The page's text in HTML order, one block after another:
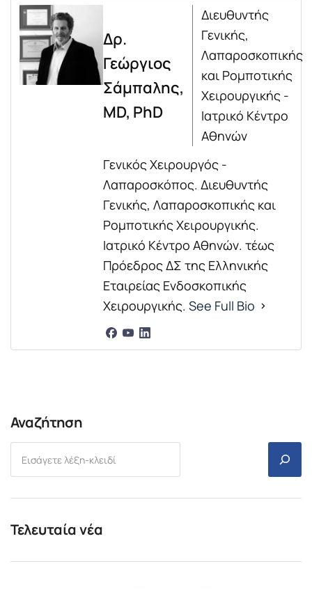
Δρ.
Γεώργιος
Σάμπαλης,
MD, PhD
Διευθυντής
Γενικής,
Λαπαροσκοπικής
και Ρομποτικής
Χειρουργικής -
Ιατρικό Κέντρο
Αθηνών
Γενικός Χειρουργός -
Λαπαροσκόπος. Διευθυντής
Γενικής, Λαπαροσκοπικής και
Ρομποτικής Χειρουργικής.
Ιατρικό Κέντρο Αθηνών. τέως
Πρόεδρος ΔΣ της Ελληνικής
Εταιρείας Ενδοσκοπικής
Χειρουργικής. See Full Bio
Αναζήτηση
Τελευταία νέα